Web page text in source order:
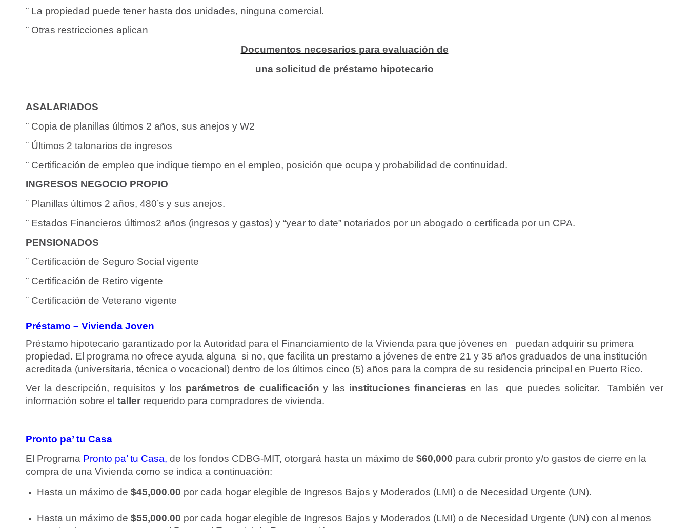
¨ La propiedad puede tener hasta dos unidades, ninguna comercial.
¨ Otras restricciones aplican
Documentos necesarios para evaluación de
una solicitud de préstamo hipotecario
ASALARIADOS
¨ Copia de planillas últimos 2 años, sus anejos y W2
¨ Últimos 2 talonarios de ingresos
¨ Certificación de empleo que indique tiempo en el empleo, posición que ocupa y probabilidad de continuidad.
INGRESOS NEGOCIO PROPIO
¨ Planillas últimos 2 años, 480’s y sus anejos.
¨ Estados Financieros últimos2 años (ingresos y gastos) y “year to date” notariados por un abogado o certificada por un CPA.
PENSIONADOS
¨ Certificación de Seguro Social vigente
¨ Certificación de Retiro vigente
¨ Certificación de Veterano vigente
Préstamo – Vivienda Joven
Préstamo hipotecario garantizado por la Autoridad para el Financiamiento de la Vivienda para que jóvenes en puedan adquirir su primera
propiedad. El programa no ofrece ayuda alguna si no, que facilita un prestamo a jóvenes de entre 21 y 35 años graduados de una institución
acreditada (universitaria, técnica o vocacional) dentro de los últimos cinco (5) años para la compra de su residencia principal en Puerto Rico.
Ver la descripción, requisitos y los parámetros de cualificación y las instituciones financieras en las que puedes solicitar. También ver
información sobre el taller requerido para compradores de vivienda.
Pronto pa’ tu Casa
El Programa Pronto pa’ tu Casa, de los fondos CDBG-MIT, otorgará hasta un máximo de $60,000 para cubrir pronto y/o gastos de cierre en la
compra de una Vivienda como se indica a continuación:
Hasta un máximo de $45,000.00 por cada hogar elegible de Ingresos Bajos y Moderados (LMI) o de Necesidad Urgente (UN).
Hasta un máximo de $55,000.00 por cada hogar elegible de Ingresos Bajos y Moderados (LMI) o de Necesidad Urgente (UN) con al menos